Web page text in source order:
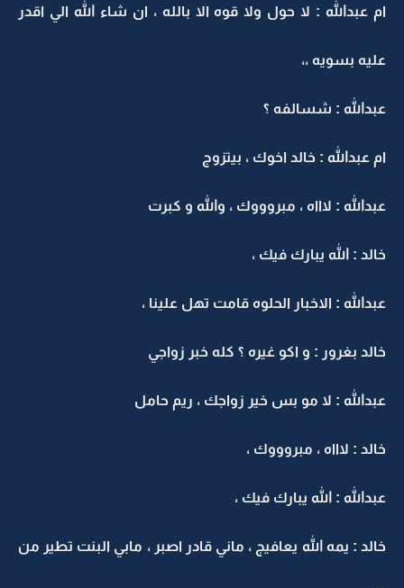
ام عبدالله : لا حول ولا قوه الا بالله ، ان شاء الله الي اقدر
عليه بسويه ،،
عبدالله : شسالفه ؟
ام عبدالله : خالد اخوك ، بيتزوج
عبدالله : لاااه ، مبروووك ، والله و كبرت
خالد : الله يبارك فيك ،
عبدالله : الاخبار الحلوه قامت تهل علينا ،
خالد بغرور : و اكو غيره ؟ كله خبر زواجي
عبدالله : لا مو بس خير زواجك ، ريم حامل
خالد : لاااه ، مبروووك ،
عبدالله : الله يبارك فيك ،
خالد : يمه الله يعافيج ، ماني قادر اصبر ، مابي البنت تطير من